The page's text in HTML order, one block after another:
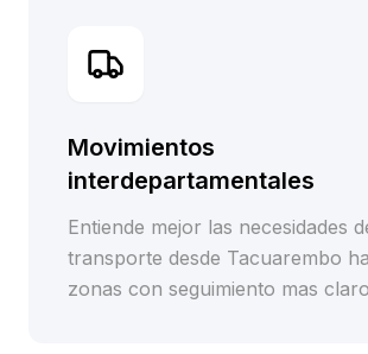
Movimientos
interdepartamentales
Entiende mejor las necesidades
transporte desde Tacuarembo
zonas con seguimiento mas